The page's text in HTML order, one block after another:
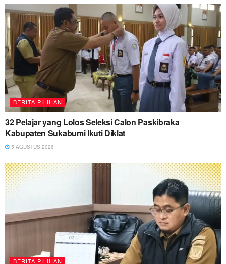
BERITA PILIHAN
32 Pelajar yang Lolos Seleksi Calon Paskibraka
Kabupaten Sukabumi Ikuti Diklat
5 AGUSTUS 2026
BERITA PILIHAN